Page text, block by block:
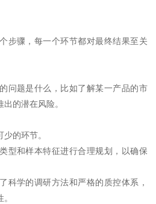
步骤，每一个环节都对最终结果至关
问题是什么，比如了解某一产品的市
的潜在风险。
的环节。
型和样本特征进行合理规划，以确保
科学的调研方法和严格的质控体系，